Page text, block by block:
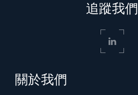
關於我們
追蹤我們